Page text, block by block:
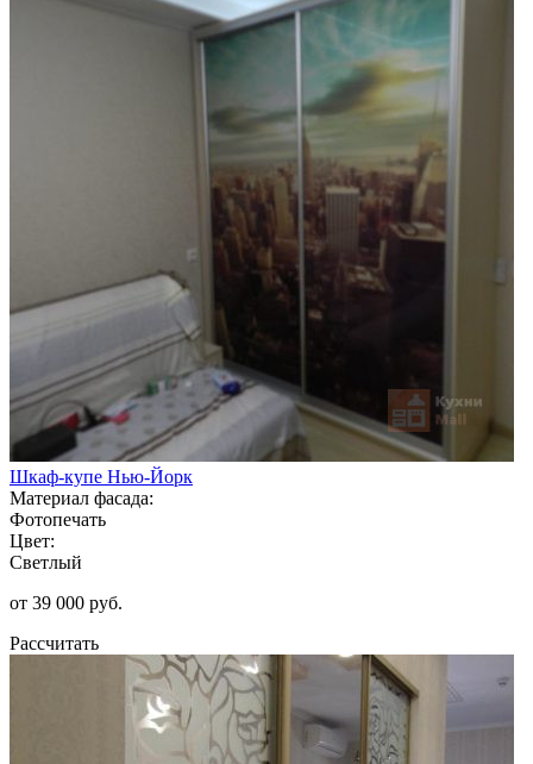
Шкаф-купе Нью-Йорк
Материал фасада:
Фотопечать
Цвет:
Светлый
от 39 000 руб.
Рассчитать